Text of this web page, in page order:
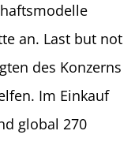
an. Last but not
des Konzerns
Im Einkauf
global 270